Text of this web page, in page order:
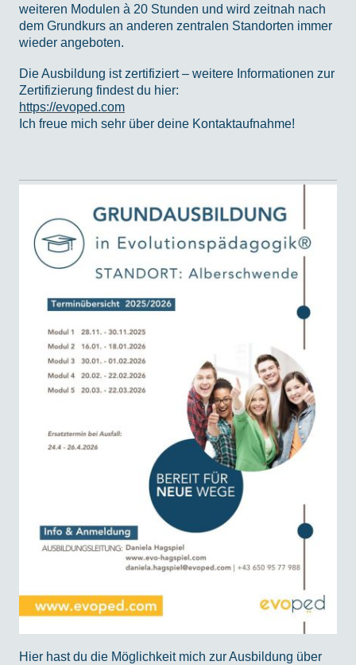
weiteren Modulen à 20 Stunden und wird zeitnah nach
dem Grundkurs an anderen zentralen Standorten immer
wieder angeboten.
Die Ausbildung ist zertifiziert – weitere Informationen zur
Zertifizierung findest du hier:
https://evoped.com
Ich freue mich sehr über deine Kontaktaufnahme!
Hier hast du die Möglichkeit mich zur Ausbildung über